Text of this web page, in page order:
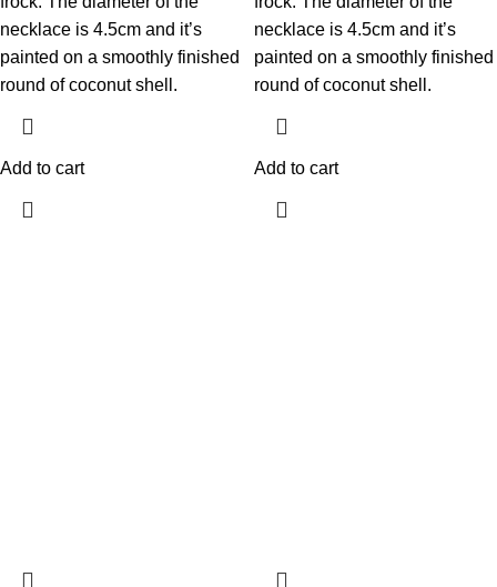
necklace is 4.5cm and it’s
painted on a smoothly finished
round of coconut shell.
Add to cart
necklace is 4.5cm and it’s
painted on a smoothly finished
round of coconut shell.
Add to cart